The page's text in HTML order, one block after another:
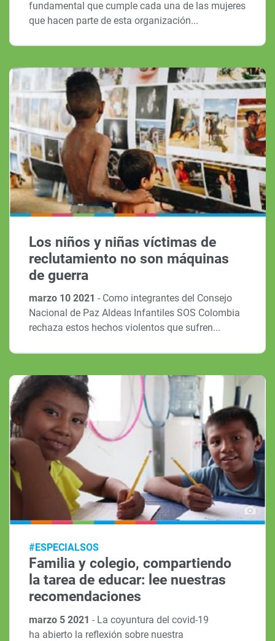
fundamental que cumple cada una de las mujeres
que hacen parte de esta organización...
Los niños y niñas víctimas de
reclutamiento no son máquinas
de guerra
marzo 10 2021- Como integrantes del Consejo
Nacional de Paz Aldeas Infantiles SOS Colombia
rechaza estos hechos violentos que sufren...
#ESPECIALSOS
Familia y colegio, compartiendo
la tarea de educar: lee nuestras
recomendaciones
marzo 5 2021- La coyuntura del covid-19
ha abierto la reflexión sobre nuestra